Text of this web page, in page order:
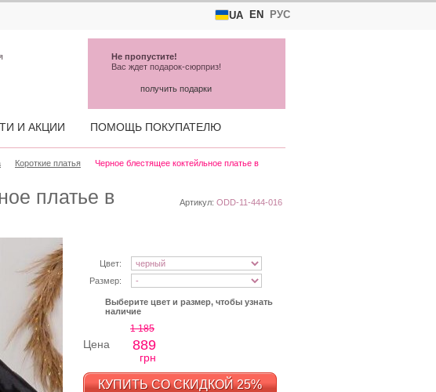
UA EN РУС
платье в
Артикул: ODD-11-444-016
Цвет:
Размер:
Выберите цвет и размер, чтобы узнать
наличие
Цена
1 185
889
грн
КУПИТЬ СО СКИДКОЙ 25%
Короткие платья
Черное блестящее коктейльное платье в
И АКЦИИ ПОМОЩЬ ПОКУПАТЕЛЮ
Не пропустите!
Вас ждет подарок-сюрприз!
получить подарки